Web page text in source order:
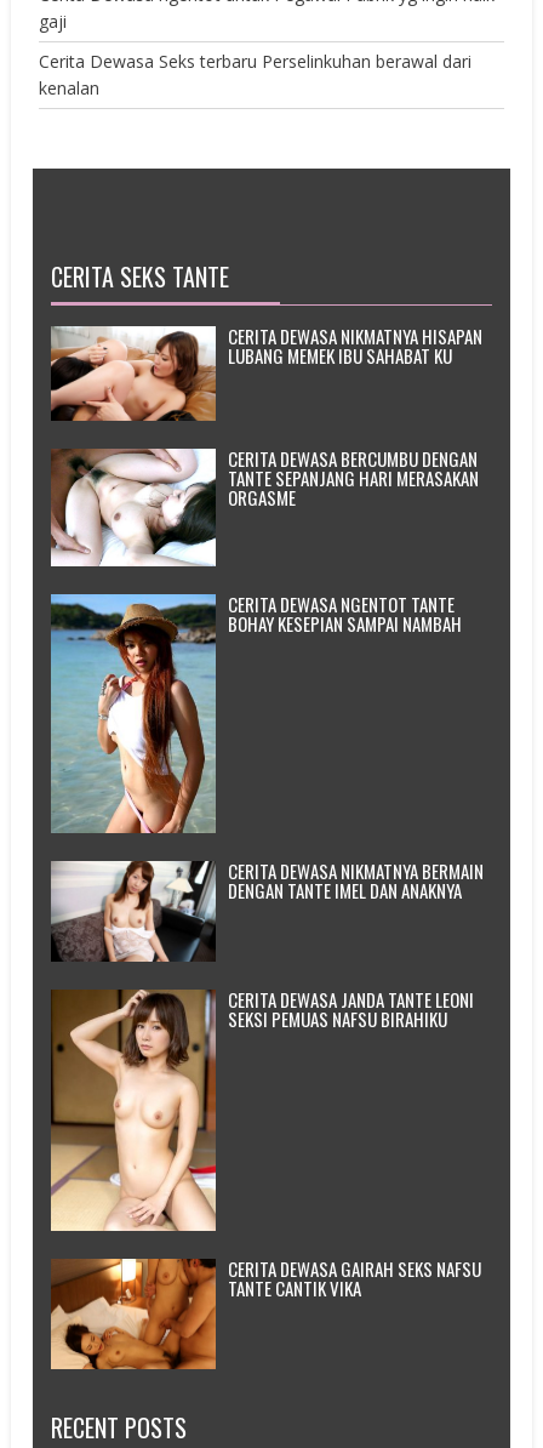
gaji
Cerita Dewasa Seks terbaru Perselinkuhan berawal dari
kenalan
CERITA SEKS TANTE
CERITA DEWASA NIKMATNYA HISAPAN
LUBANG MEMEK IBU SAHABAT KU
CERITA DEWASA BERCUMBU DENGAN
TANTE SEPANJANG HARI MERASAKAN
ORGASME
CERITA DEWASA NGENTOT TANTE
BOHAY KESEPIAN SAMPAI NAMBAH
CERITA DEWASA NIKMATNYA BERMAIN
DENGAN TANTE IMEL DAN ANAKNYA
CERITA DEWASA JANDA TANTE LEONI
SEKSI PEMUAS NAFSU BIRAHIKU
CERITA DEWASA GAIRAH SEKS NAFSU
TANTE CANTIK VIKA
RECENT POSTS